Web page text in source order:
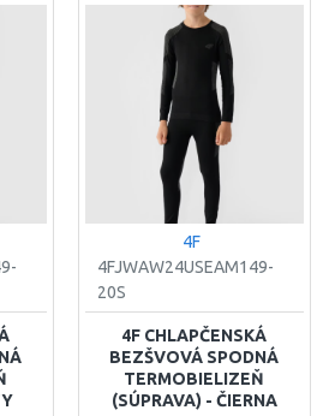
4F
4FJWAW24USEAM149-
20S
4F CHLAPČENSKÁ
BEZŠVOVÁ SPODNÁ
TERMOBIELIZEŇ
(SÚPRAVA) - ČIERNA